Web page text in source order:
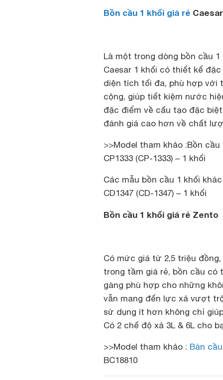
Bồn cầu 1 khối giá rẻ
Là một trong dòng bồn cầu
Caesar 1 khối có thiết kế
diện tích tối đa, phù hợp với
cộng, giúp tiết kiệm nước
đặc điểm về cấu tạo đặc
đánh giá cao hơn về chất
>>Model tham khảo :Bồn cầu
CP1333 (CP-1333) – 1 khối
Các mẫu bồn cầu 1 khối
CD1347 (CD-1347) – 1 khối
Bồn cầu 1 khối giá rẻ Zento
Có mức giá từ 2,5 triệu
trong tầm giá rẻ, bồn cầu có
gàng phù hợp cho những
vẫn mang đến lực xả vượt
sử dụng ít hơn không chỉ
Có 2 chế độ xả 3L & 6L cho
>>Model tham khảo : Bàn cầu
BC18810